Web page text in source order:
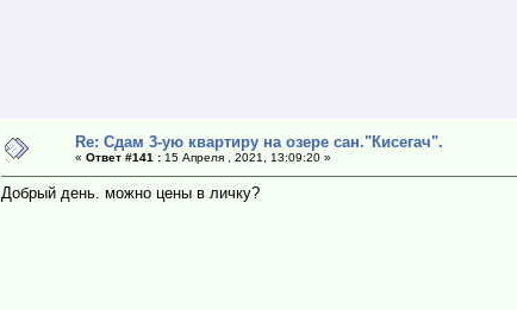
Re: Сдам 3-ую квартиру на озере сан."Кисегач".
«Ответ #141 : 15 Апреля , 2021, 13:09:20 »
Добрый день. можно цены в личку?